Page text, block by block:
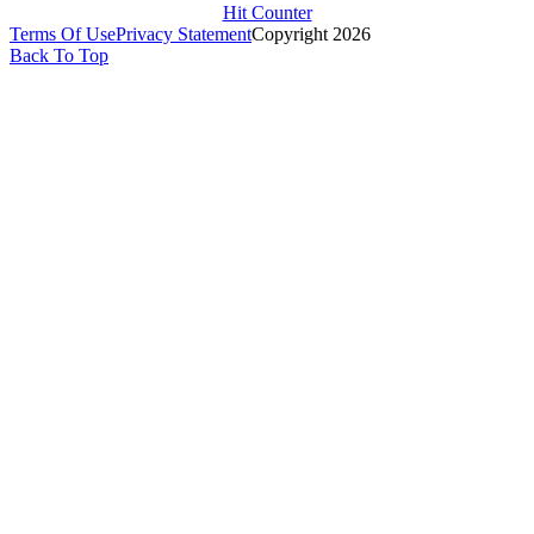
Hit Counter
Terms Of UsePrivacy StatementCopyright 2026
Back To Top